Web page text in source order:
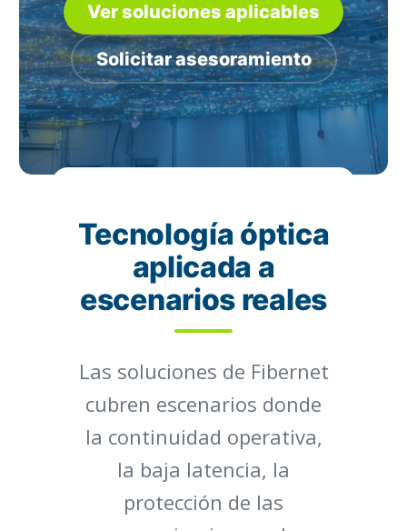
Ver soluciones aplicables
Solicitar asesoramiento
Tecnología óptica
aplicada a
escenarios reales
Las soluciones de Fibernet
cubren escenarios donde
la continuidad operativa,
la baja latencia, la
protección de las